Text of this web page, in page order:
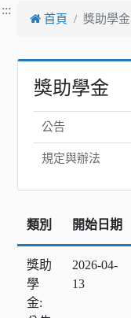
:::
首頁 獎助學金
獎助學金
公告
規定與辦法
類別 開始日期
獎助
學
金:
2026-04-
13